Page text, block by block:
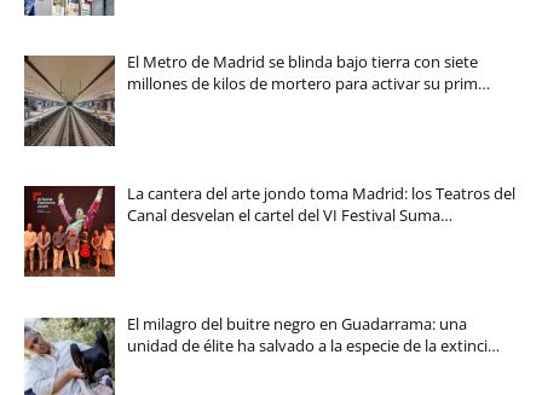
El Metro de Madrid se blinda bajo tierra con siete
millones de kilos de mortero para activar su prim…
La cantera del arte jondo toma Madrid: los Teatros del
Canal desvelan el cartel del VI Festival Suma…
El milagro del buitre negro en Guadarrama: una
unidad de élite ha salvado a la especie de la extinci…